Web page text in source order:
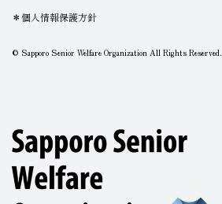
個人情報保護方針
© Sapporo Senior Welfare Organization All Rights Reserved.